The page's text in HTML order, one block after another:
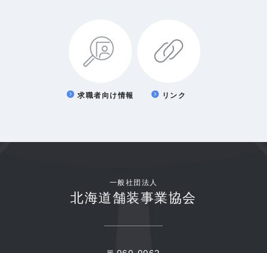
求職者向け情報 リンク
一般社団法人
北海道舗装事業協会